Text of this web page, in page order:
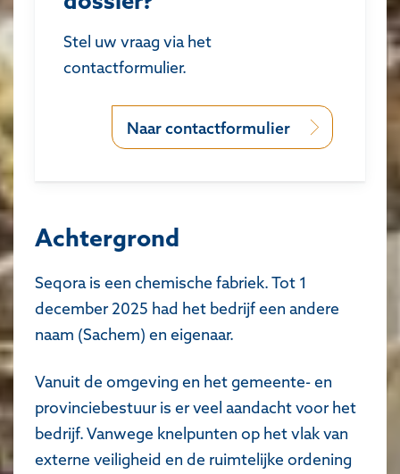
Stel uw vraag via het
contactformulier.
Naar contactformulier
Achtergrond
Seqora is een chemische fabriek. Tot 1
december 2025 had het bedrijf een andere
naam (Sachem) en eigenaar.
Vanuit de omgeving en het gemeente- en
provinciebestuur is er veel aandacht voor het
bedrijf. Vanwege knelpunten op het vlak van
externe veiligheid en de ruimtelijke ordening